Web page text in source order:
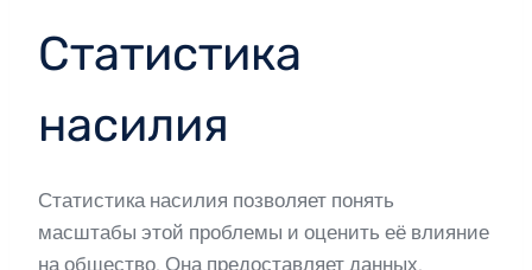
Статистика
насилия
Статистика насилия позволяет понять
масштабы этой проблемы и оценить её влияние
на общество. Она предоставляет данных,